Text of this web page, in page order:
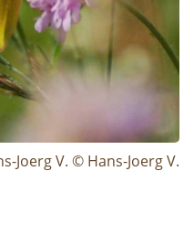
Joerg V. © Hans-Joerg V.